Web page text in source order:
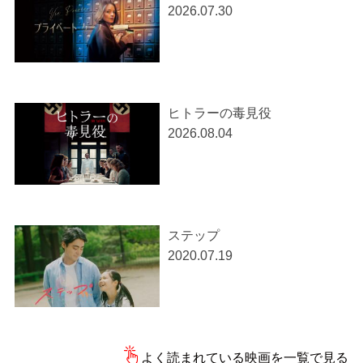
2026.07.30
ヒトラーの毒見役
2026.08.04
ステップ
2020.07.19
よく読まれている映画を一覧で見る